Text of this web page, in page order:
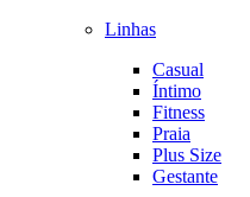
Linhas
Casual
Íntimo
Fitness
Praia
Plus Size
Gestante